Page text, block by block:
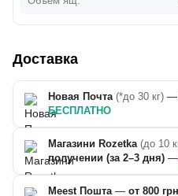
Доставка
Новая Почта (*до 30 кг) —
БЕСПЛАТНО
Магазини Rozetka (до 10
получении (за 2–3 дня) —
Meest Пошта — от 800